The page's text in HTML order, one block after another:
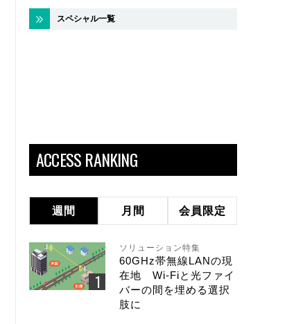
スペシャル一覧
ACCESS RANKING
週間 月間 会員限定
ソリューション特集
60GHz帯無線LANの現
在地 Wi-Fiと光ファイ
バーの間を埋める選択
肢に